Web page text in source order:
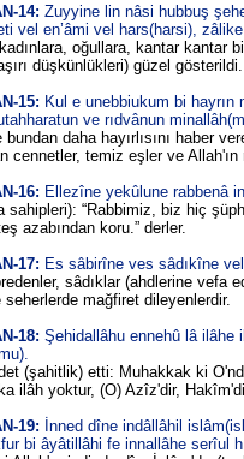
14: Zuyyine lin nâsi hubbuş
vel en’âmi vel hars(harsi),
oğullara, kantar kantar
düşkünlükleri) güzel
15: Kul e unebbiukum bi
ve rıdvânun
daha hayırlısını haber
cennetler, temiz eşler ve Allah'ın
16: Ellezîne yekûlune rabbenâ
sahipleri): “Rabbimiz, biz hiç
azabından koru.” derler.
17: Es sâbirîne ves sâdıkîne
sâdıklar (ahdlerine vefa
seherlerde mağfiret dileyenlerdir.
18: Şehidallâhu ennehû lâ ilâhe
(şahitlik) etti: Muhakkak ki
ilâh yoktur, (O) Azîz'dir,
19: İnned dîne indâllâhil
bi âyâtillâhi fe innallâhe serîul